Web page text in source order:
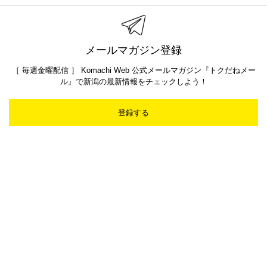
メールマガジン登録
［ 毎週金曜配信 ］ Komachi Web 公式メールマガジン『トクだねメー
ル』で新潟の最新情報をチェックしよう！
登録する